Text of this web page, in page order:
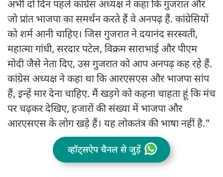
अभी दो दिन पहले कांग्रेस अध्यक्ष ने कहा कि गुजरात और
जो प्रांत भाजपा का समर्थन करते हैं वे अनपढ़ हैं. कांग्रेसियों
को शर्म आनी चाहिए। जिस गुजरात ने दयानंद सरस्वती,
महात्मा गांधी, सरदार पटेल, विक्रम साराभाई और पीएम
मोदी जैसे नेता दिए, उस गुजरात को आप अनपढ़ कह रहे हैं.
कांग्रेस अध्यक्ष ने कहा था कि आरएसएस और भाजपा सांप
हैं, इन्हें मार देना चाहिए. मैं खड़गे को कहना चाहता हूं कि मंच
पर चढ़कर देखिए, हजारों की संख्या में भाजपा और
आरएसएस के लोग खड़े हैं। यह लोकतंत्र की भाषा नहीं है."
व्हॉट्सऐप चैनल से जुड़ें